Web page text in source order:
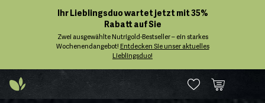
Ihr Lieblingsduo wartet jetzt mit 35%
Rabatt auf Sie
Zwei ausgewählte Nutrigold-Bestseller – ein starkes
Wochenendangebot! Entdecken Sie unser aktuelles
Lieblingsduo!